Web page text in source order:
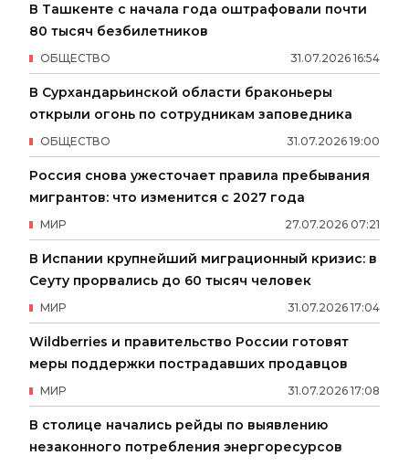
В Ташкенте с начала года оштрафовали почти
80 тысяч безбилетников
31.07.2026 16:54
ОБЩЕСТВО
В Сурхандарьинской области браконьеры
открыли огонь по сотрудникам заповедника
31.07.2026 19:00
ОБЩЕСТВО
Россия снова ужесточает правила пребывания
мигрантов: что изменится с 2027 года
27.07.2026 07:21
МИР
В Испании крупнейший миграционный кризис: в
Сеуту прорвались до 60 тысяч человек
31.07.2026 17:04
МИР
Wildberries и правительство России готовят
меры поддержки пострадавших продавцов
31.07.2026 17:08
МИР
В столице начались рейды по выявлению
незаконного потребления энергоресурсов